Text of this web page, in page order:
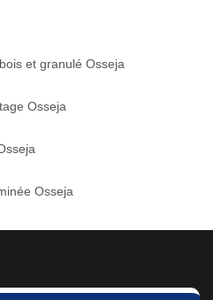
et granulé Osseja
Osseja
Osseja